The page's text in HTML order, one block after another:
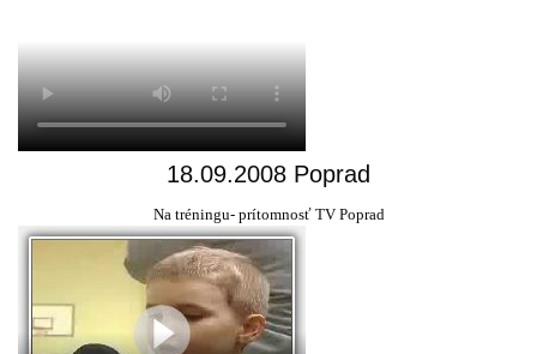
18.09.2008 Poprad
Na tréningu- prítomnosť TV Poprad